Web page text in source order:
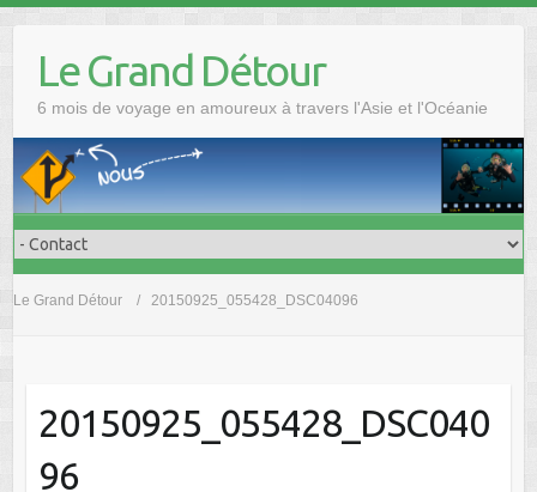
Le Grand Détour
6 mois de voyage en amoureux à travers l'Asie et l'Océanie
Le Grand Détour 20150925_055428_DSC04096
20150925_055428_DSC040
96